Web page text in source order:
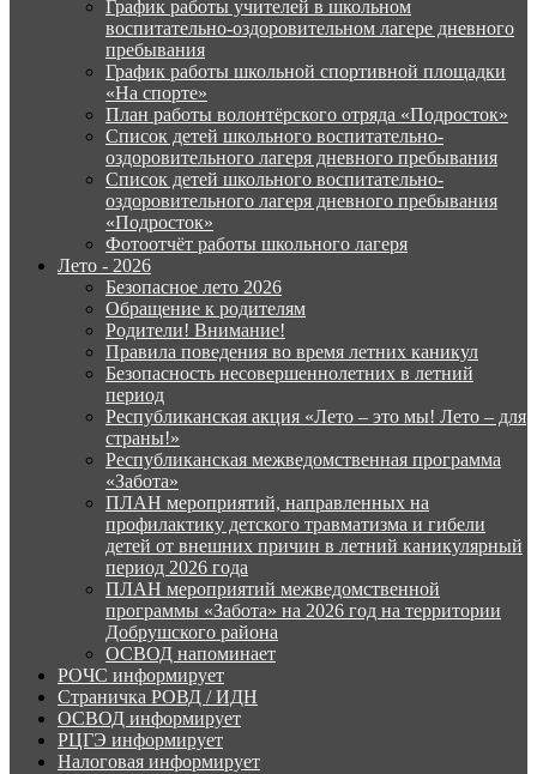
График работы учителей в школьном
воспитательно-оздоровительном лагере дневного
пребывания
График работы школьной спортивной площадки
«На спорте»
План работы волонтёрского отряда «Подросток»
Список детей школьного воспитательно-
оздоровительного лагеря дневного пребывания
Список детей школьного воспитательно-
оздоровительного лагеря дневного пребывания
«Подросток»
Фотоотчёт работы школьного лагеря
Лето - 2026
Безопасное лето 2026
Обращение к родителям
Родители! Внимание!
Правила поведения во время летних каникул
Безопасность несовершеннолетних в летний
период
Республиканская акция «Лето – это мы! Лето – для
страны!»
Республиканская межведомственная программа
«Забота»
ПЛАН мероприятий, направленных на
профилактику детского травматизма и гибели
детей от внешних причин в летний каникулярный
период 2026 года
ПЛАН мероприятий межведомственной
программы «Забота» на 2026 год на территории
Добрушского района
ОСВОД напоминает
РОЧС информирует
Страничка РОВД / ИДН
ОСВОД информирует
РЦГЭ информирует
Налоговая информирует